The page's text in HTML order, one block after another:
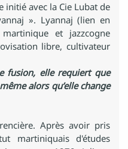
avec la Cie Lubat de
». Lyannaj (lien en
et jazzcogne
libre, cultivateur
fusion, elle requiert que
alors qu’elle change
Après avoir pris
martiniquais d'études